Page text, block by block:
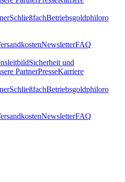
SchließfachBetriebsgoldphiloro
NewsletterFAQ
Sicherheit und
PartnerPresseKarriere
SchließfachBetriebsgoldphiloro
NewsletterFAQ